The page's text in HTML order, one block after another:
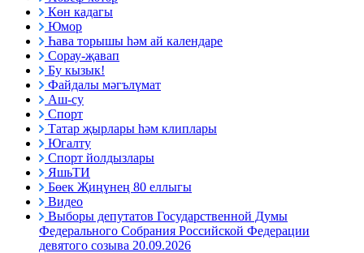
Көн кадагы
Юмор
Һава торышы һәм ай календаре
Сорау-җавап
Бу кызык!
Файдалы мәгълүмат
Аш-су
Спорт
Татар җырлары һәм клиплары
Югалту
Спорт йолдызлары
ЯшьТИ
Бөек Җиңүнең 80 еллыгы
Видео
Выборы депутатов Государственной Думы
Федерального Собрания Российской Федерации
девятого созыва 20.09.2026